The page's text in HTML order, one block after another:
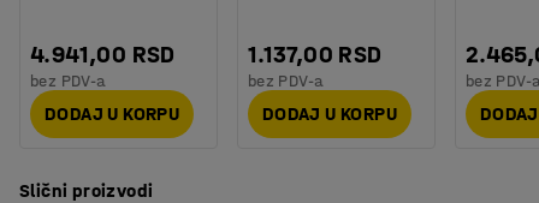
4.941,00 RSD
bez PDV-a
DODAJ U KORPU
1.137,00 RSD
bez PDV-a
DODAJ U KORPU
bez PDV-
Slični proizvodi